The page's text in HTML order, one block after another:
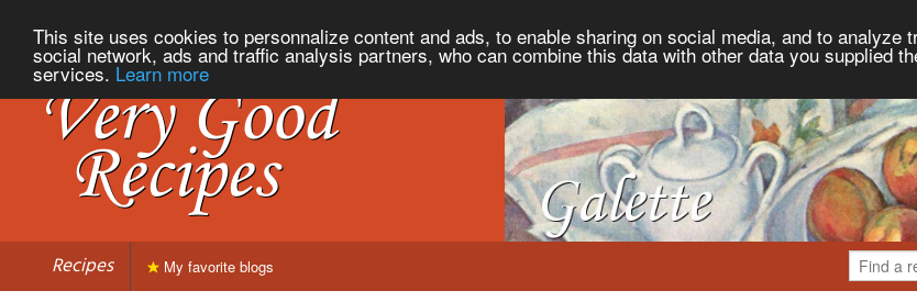
This site uses cookies to personnalize content and ads, to enable sharing on social media, and to
social network, ads and traffic analysis partners, who can combine this data with other data you supplied
services. Learn more
Recipes My favorite blogs